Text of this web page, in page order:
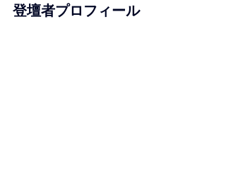
登壇者プロフィール